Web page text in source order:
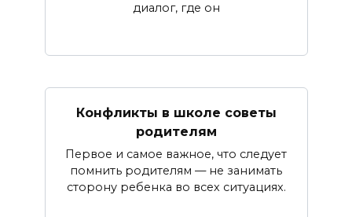
диалог, где он
Конфликты в школе советы
родителям
Первое и самое важное, что следует
помнить родителям — не занимать
сторону ребенка во всех ситуациях.